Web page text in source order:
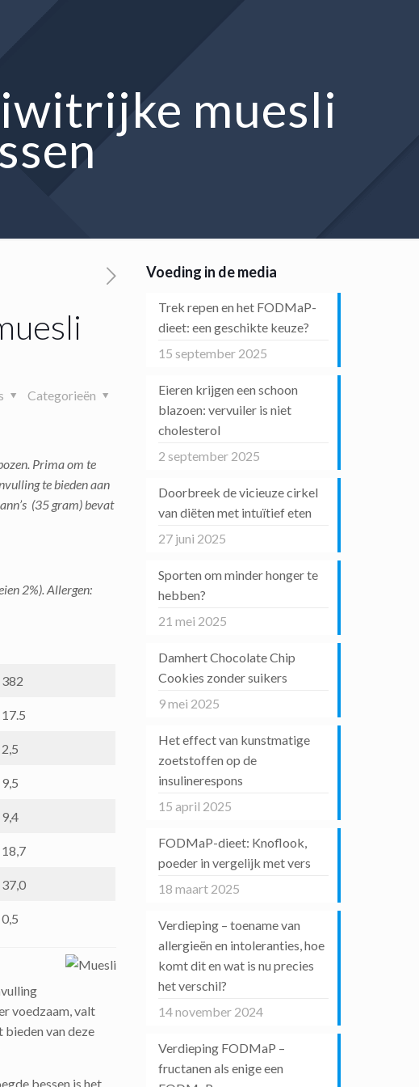
muesli
Categorieën
Prima om te
te bieden aan
(35 gram) bevat
2%). Allergen:
382
17.5
2,5
9,5
9,4
18,7
37,0
0,5
voedzaam, valt
bieden van deze
bessen is het
Voeding in de media
Trek repen en het FODMaP-
dieet: een geschikte keuze?
15 september 2025
Eieren krijgen een schoon
blazoen: vervuiler is niet
cholesterol
2 september 2025
Doorbreek de vicieuze cirkel
van diëten met intuïtief eten
27 juni 2025
Sporten om minder honger te
hebben?
21 mei 2025
Damhert Chocolate Chip
Cookies zonder suikers
9 mei 2025
Het effect van kunstmatige
zoetstoffen op de
insulinerespons
15 april 2025
FODMaP-dieet: Knoflook,
poeder in vergelijk met vers
18 maart 2025
Verdieping – toename van
allergieën en intoleranties, hoe
komt dit en wat is nu precies
het verschil?
14 november 2024
Verdieping FODMaP –
fructanen als enige een